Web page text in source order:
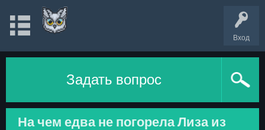
Вход
Задать вопрос
На чем едва не погорела Лиза из